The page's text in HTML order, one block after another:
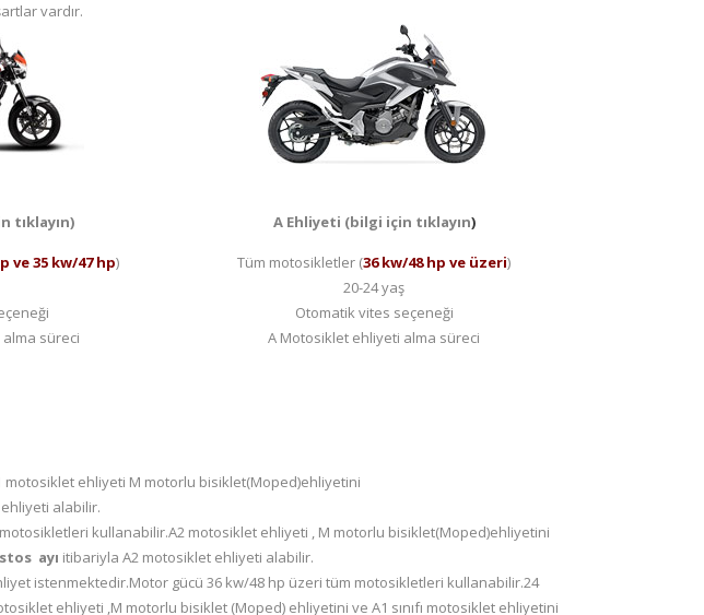
vardır.
tıklayın)
ve 35 kw/47 hp)
süreci
A Ehliyeti (bilgi için tıklayın)
Tüm motosikletler (36 kw/48 hp ve üzeri)
20-24 yaş
Otomatik vites seçeneği
A Motosiklet ehliyeti alma süreci
motosiklet ehliyeti M motorlu bisiklet(Moped)ehliyetini
alabilir.
kullanabilir.A2 motosiklet ehliyeti , M motorlu bisiklet(Moped)ehliyetini
ayı itibariyla A2 motosiklet ehliyeti alabilir.
istenmektedir.Motor gücü 36 kw/48 hp üzeri tüm motosikletleri kullanabilir.24
ehliyeti ,M motorlu bisiklet (Moped) ehliyetini ve A1 sınıfı motosiklet ehliyetini